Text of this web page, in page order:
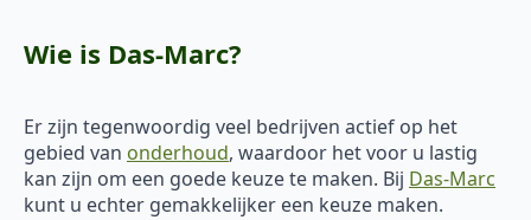
Wie is Das-Marc?
Er zijn tegenwoordig veel bedrijven actief op het
gebied van onderhoud, waardoor het voor u lastig
kan zijn om een goede keuze te maken. Bij Das-Marc
kunt u echter gemakkelijker een keuze maken.